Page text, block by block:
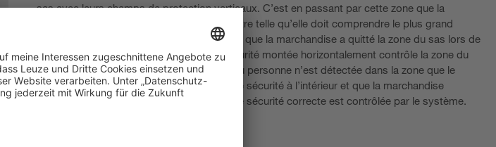
sas avec leurs champs de protection verticaux. C’est en passant par cette zone que la
marchandise sort. La taille de la zone doit être telle qu’elle doit comprendre le plus grand
volume possible de marchandises. Une fois que la marchandise a quitté la zone du sas lors de
l’évacuation, la barrière immatérielle de sécurité montée horizontalement contrôle la zone du
sas. Ce n’est que si aucune marchandise ou personne n’est détectée dans la zone que le
système déclenche à nouveau le capteur de sécurité à l’intérieur et que la marchandise
suivante peut être évacuée. La séquence de sécurité correcte est contrôlée par le système.